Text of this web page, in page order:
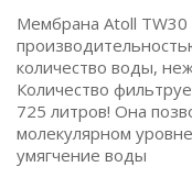
Мембрана Atoll TW30
количество воды,
Количество
725 литров! Она
молекулярном
умягчение воды